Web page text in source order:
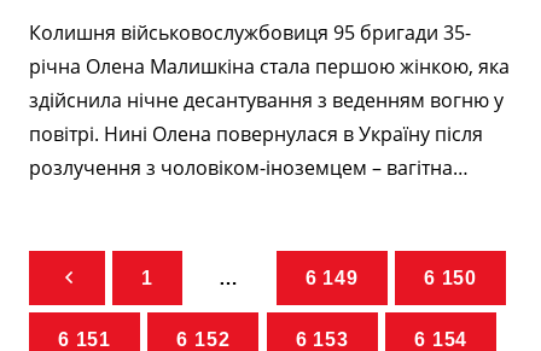
Колишня військовослужбовиця 95 бригади 35-
річна Олена Малишкіна стала першою жінкою, яка
здійснила нічне десантування з веденням вогню у
повітрі. Нині Олена повернулася в Україну після
розлучення з чоловіком-іноземцем – вагітна…
1 … 6 149 6 150
6 151 6 152 6 153 6 154